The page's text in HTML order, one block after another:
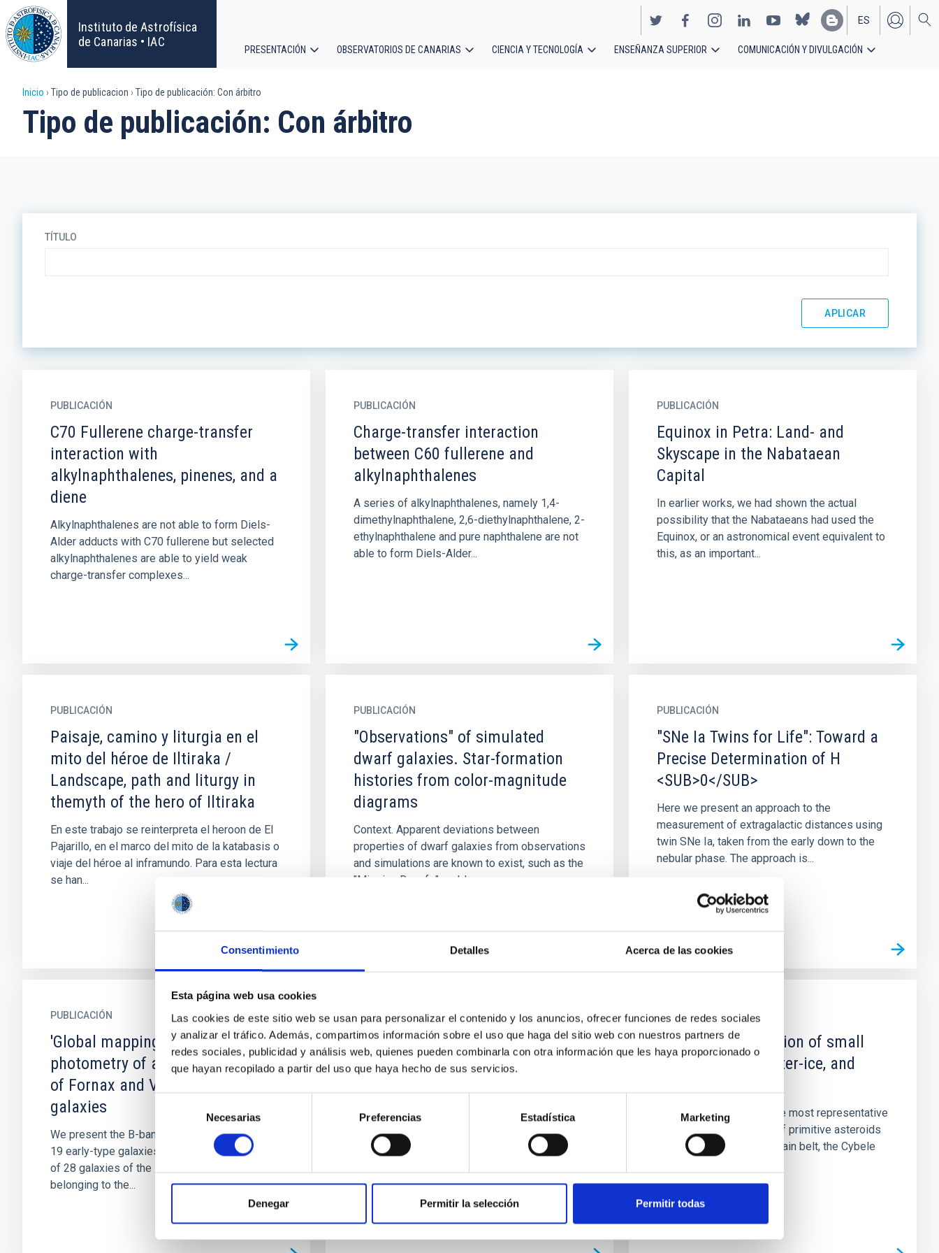
Consentimiento Detalles Acerca de las cookies
Esta página web usa cookies
Las cookies de este sitio web se usan para personalizar el contenido y los anuncios, ofrecer funciones de redes sociales
y analizar el tráfico. Además, compartimos información sobre el uso que haga del sitio web con nuestros partners de
redes sociales, publicidad y análisis web, quienes pueden combinarla con otra información que les haya proporcionado o
que hayan recopilado a partir del uso que haya hecho de sus servicios.
consentimiento
Necesarias Preferencias Estadística Marketing
Denegar Permitir la selección Permitir todas
Pasar
al
contenido
principal
Instituto de Astrofísica
de Canarias • IAC
EN
ES
principal
PRESENTACIÓN OBSERVATORIOS DE CANARIAS CIENCIA Y TECNOLOGÍA ENSEÑANZA SUPERIOR COMUNICACIÓN Y DIVULGACIÓN
Sobrescribir
enlaces
Inicio Tipo de publicacion Tipo de publicación: Con árbitro
Tipo de publicación: Con árbitro
TÍTULO
PUBLICACIÓN
C70 Fullerene charge-transfer
interaction with
alkylnaphthalenes, pinenes, and a
diene
Alkylnaphthalenes are not able to form Diels-
Alder adducts with C70 fullerene but selected
alkylnaphthalenes are able to yield weak
charge-transfer complexes...
PUBLICACIÓN
Charge-transfer interaction
between C60 fullerene and
alkylnaphthalenes
A series of alkylnaphthalenes, namely 1,4-
dimethylnaphthalene, 2,6-diethylnaphthalene, 2-
ethylnaphthalene and pure naphthalene are not
able to form Diels-Alder...
PUBLICACIÓN
Equinox in Petra: Land- and
Skyscape in the Nabataean
Capital
In earlier works, we had shown the actual
possibility that the Nabataeans had used the
Equinox, or an astronomical event equivalent to
this, as an important...
PUBLICACIÓN
Paisaje, camino y liturgia en el
mito del héroe de Iltiraka /
Landscape, path and liturgy in
themyth of the hero of Iltiraka
En este trabajo se reinterpreta el heroon de El
Pajarillo, en el marco del mito de la katabasis o
viaje del héroe al inframundo. Para esta lectura
se han...
PUBLICACIÓN
"Observations" of simulated
dwarf galaxies. Star-formation
histories from color-magnitude
diagrams
Context. Apparent deviations between
properties of dwarf galaxies from observations
and simulations are known to exist, such as the
"Missing Dwarfs" problem...
PUBLICACIÓN
"SNe Ia Twins for Life": Toward a
Precise Determination of H
<SUB>0</SUB>
Here we present an approach to the
measurement of extragalactic distances using
twin SNe Ia, taken from the early down to the
nebular phase. The approach is...
PUBLICACIÓN
'Global mapping' B-band
photometry of a complete sample
of Fornax and Virgo early-type
galaxies
We present the B-band surface photometry of
19 early-type galaxies of the Virgo cluster, and
of 28 galaxies of the same morphological type
belonging to the...
PUBLICACIÓN
(596) Scheila in Outburst: A
Probable Collision Event in the
Images of asteroid (596) Scheila have been
the 2010 outburst. Assuming a short-duration
PUBLICACIÓN
(65) Cybele: detection of small
silicate grains, water-ice, and
Context. (65) Cybele is the most representative
member of a population of primitive asteroids
in the outer edge of the main belt, the Cybele